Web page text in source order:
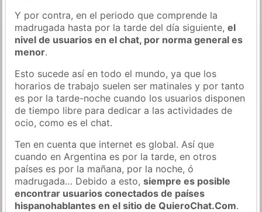
Y por contra, en el periodo que comprende la
madrugada hasta por la tarde del día siguiente,el
nivel de usuarios en el chat, por norma general es
menor.
Esto sucede así en todo el mundo, ya que los
horarios de trabajo suelen ser matinales y por tanto
es por la tarde-noche cuando los usuarios disponen
de tiempo libre para dedicar a las actividades de
ocio, como es el chat.
Ten en cuenta que internet es global. Así que
cuando en Argentina es por la tarde, en otros
países es por la mañana, por la noche, ó
madrugada… Debido a esto,siempre es posible
encontrar usuarios conectados de países
hispanohablantes en el sitio de QuieroChat.Com.